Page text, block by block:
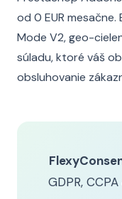
od 0 EUR
Mode V2, geo-
súladu, ktoré váš
obsluhovanie
GDPR,